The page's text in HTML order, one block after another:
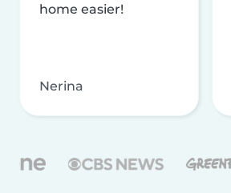
home easier!
Nerina